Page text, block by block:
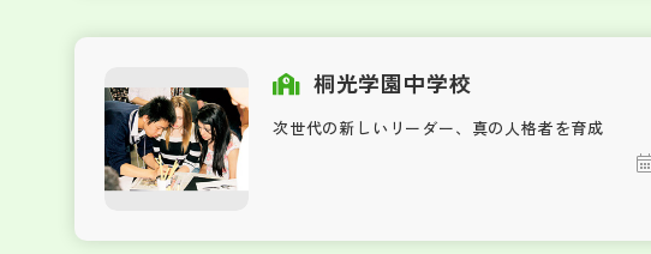
桐光学園中学校
次世代の新しいリーダー、真の人格者を育成